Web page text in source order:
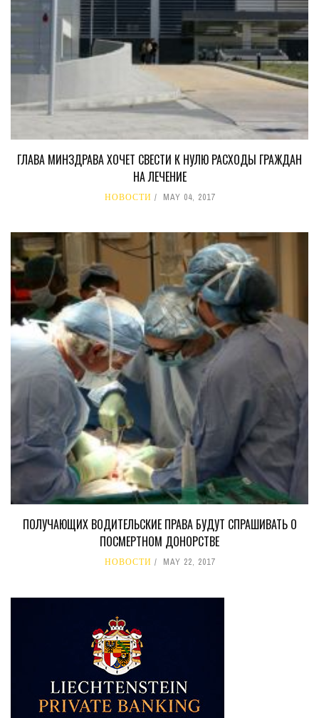
ГЛАВА МИНЗДРАВА ХОЧЕТ СВЕСТИ К НУЛЮ РАСХОДЫ ГРАЖДАН
НА ЛЕЧЕНИЕ
НОВОСТИ MAY 04, 2017
ПОЛУЧАЮЩИХ ВОДИТЕЛЬСКИЕ ПРАВА БУДУТ СПРАШИВАТЬ О
ПОСМЕРТНОМ ДОНОРСТВЕ
НОВОСТИ MAY 22, 2017